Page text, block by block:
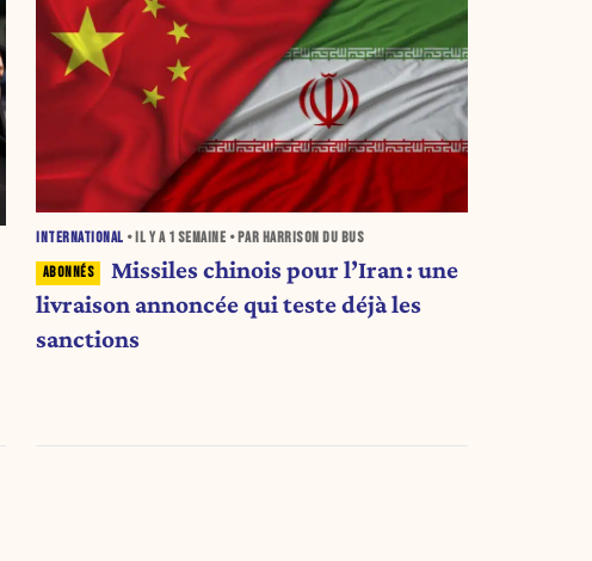
INTERNATIONAL • IL Y A 1 SEMAINE • PAR HARRISON DU BUS
Missiles chinois pour l’Iran : une
livraison annoncée qui teste déjà les
sanctions